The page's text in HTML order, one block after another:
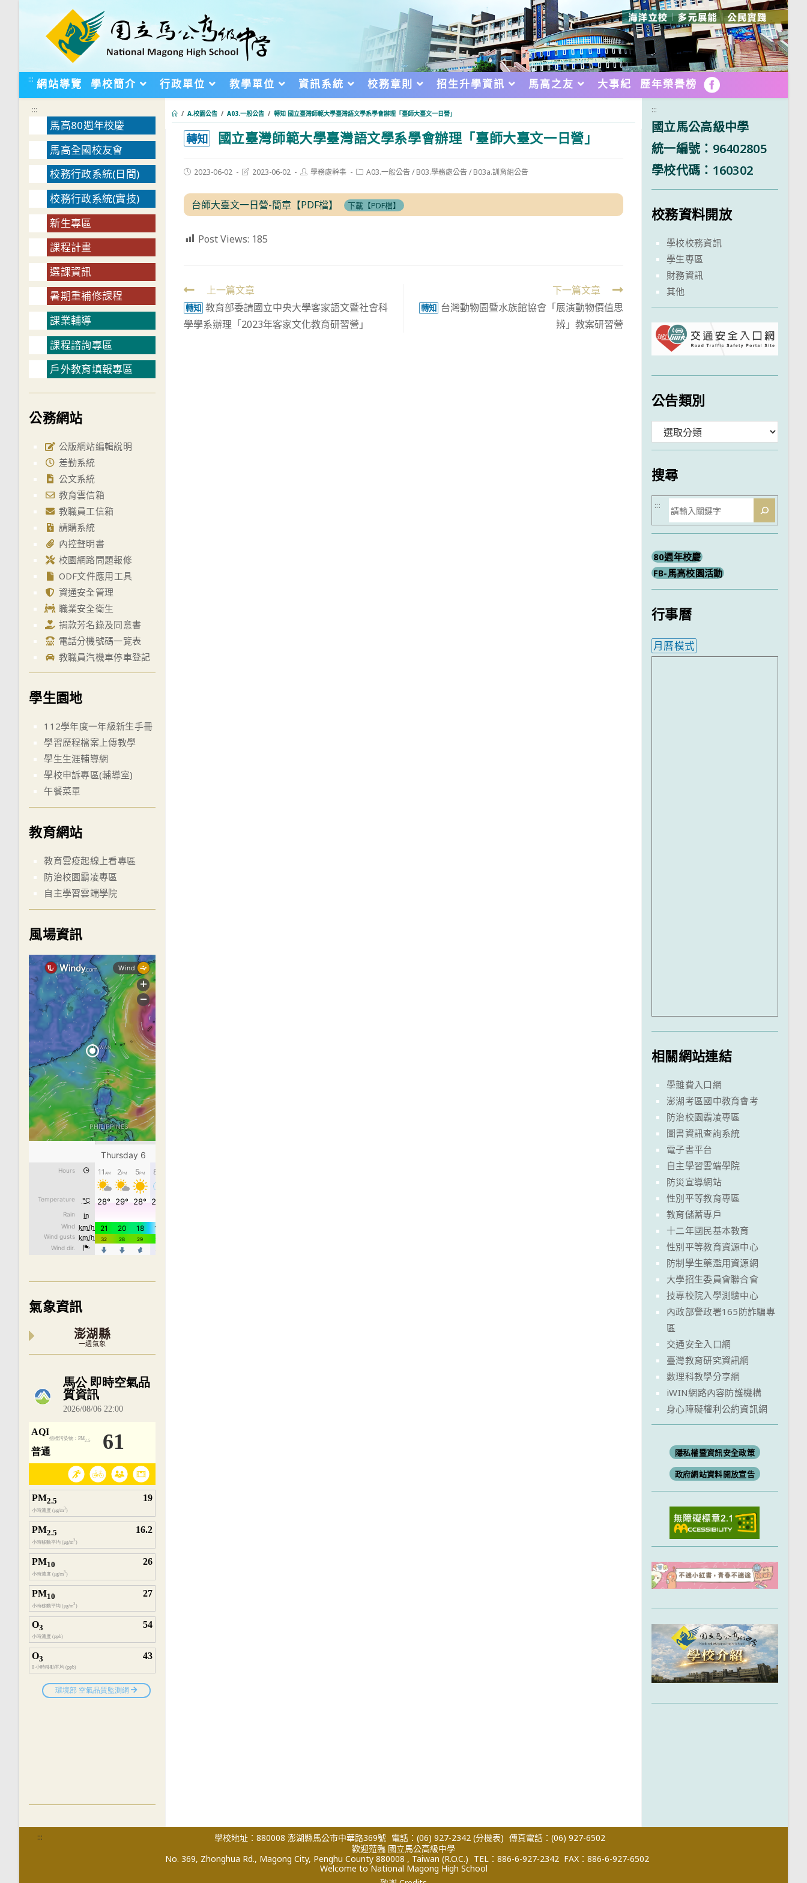
::: 網站導覽 學校簡介 行政單位 教學單位 資訊系統 校務章則 招生升學資訊 馬高之友 大事紀 歷年榮譽榜 FB
/ A.校園公告 / A03.一般公告 / 轉知 國立臺灣師範大學臺灣語文學系學會辦理「臺師大臺文一日營」
轉知 國立臺灣師範大學臺灣語文學系學會辦理「臺師大臺文一日營」
Post2023-06-02
Post2023-06-02
Post學務處幹事
PostA03.一般公告/ B03.學務處公告/ B03a.訓育組公告
台師大臺文一日營-簡章【PDF檔】 下載【PDF檔】
Post Views: 185
Read
more
articles
上一篇文章
轉知 教育部委請國立中央大學客家語文暨社會科
學學系辦理「2023年客家文化教育研習營」
下一篇文章
轉知 台灣動物園暨水族館協會「展演動物價值思
辨」教案研習營
:::
馬高80週年校慶
馬高全國校友會
校務行政系統(日間)
校務行政系統(實技)
新生專區
課程計畫
選課資訊
暑期重補修課程
課業輔導
課程諮詢專區
戶外教育填報專區
公務網站
公版網站編輯說明
差勤系統
公文系統
教育雲信箱
教職員工信箱
請購系統
內控聲明書
校園網路問題報修
ODF文件應用工具
資通安全管理
職業安全衛生
捐款芳名錄及同意書
電話分機號碼一覽表
教職員汽機車停車登記
學生園地
112學年度一年級新生手冊
學習歷程檔案上傳教學
學生生涯輔導網
學校申訴專區(輔導室)
午餐菜單
教育網站
教育雲疫起線上看專區
防治校園霸凌專區
自主學習雲端學院
風場資訊
氣象資訊
澎湖縣
一週氣象
內嵌空氣品質小工具為視覺預覽，完整即時空氣品質資料請開啟
:::
國立馬公高級中學
統一編號：96402805
學校代碼：160302
校務資料開放
學校校務資訊
學生專區
財務資訊
其他
公告類別
類
搜尋
搜
尋
:::
80週年校慶
FB-馬高校園活動
行事曆
月曆模式
相關網站連結
學雜費入口網
澎湖考區國中教育會考
防治校園霸凌專區
圖書資訊查詢系統
電子書平台
自主學習雲端學院
防災宣導網站
性別平等教育專區
教育儲蓄專戶
十二年國民基本教育
性別平等教育資源中心
防制學生藥濫用資源網
大學招生委員會聯合會
技專校院入學測驗中心
內政部警政署165防詐騙專
區
交通安全入口網
臺灣教育研究資訊網
數理科教學分享網
iWIN網路內容防護機構
身心障礙權利公約資訊網
隱私權暨資訊安全政策
政府網站資料開放宣告
::: 學校地址：880008 澎湖縣馬公市中華路369號 電話：(06) 927-2342 (分機表) 傳真電話：(06) 927-6502
歡迎蒞臨 國立馬公高級中學
No. 369, Zhonghua Rd., Magong City, Penghu County 880008 , Taiwan (R.O.C.) TEL：886-6-927-2342 FAX：886-6-927-6502
Welcome to National Magong High School